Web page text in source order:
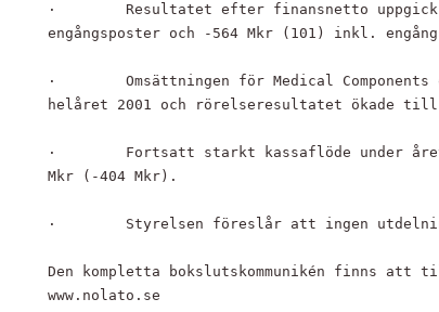
·        Resultatet efter finansnetto
engångsposter och -564 Mkr (101) inkl.
·        Omsättningen för Medical Components
helåret 2001 och rörelseresultatet ökade till
·        Fortsatt starkt kassaflöde under
Mkr (-404 Mkr).
·        Styrelsen föreslår att ingen
Den kompletta bokslutskommunikén finns
www.nolato.se